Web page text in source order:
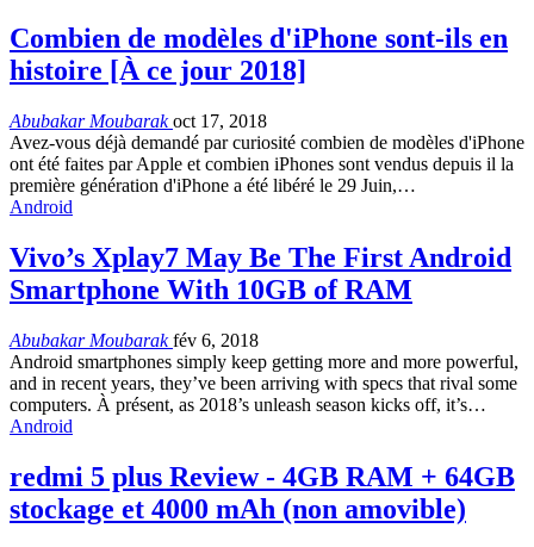
Combien de modèles d'iPhone sont-ils en
histoire [À ce jour 2018]
Abubakar Moubarakoct 17, 2018
Avez-vous déjà demandé par curiosité combien de modèles d'iPhone
ont été faites par Apple et combien iPhones sont vendus depuis il la
première génération d'iPhone a été libéré le 29 Juin,…
Android
Vivo’s Xplay7 May Be The First Android
Smartphone With 10GB of RAM
Abubakar Moubarakfév 6, 2018
Android smartphones simply keep getting more and more powerful,
and in recent years, they’ve been arriving with specs that rival some
computers. À présent, as 2018’s unleash season kicks off, it’s…
Android
redmi 5 plus Review - 4GB RAM + 64GB
stockage et 4000 mAh (non amovible)